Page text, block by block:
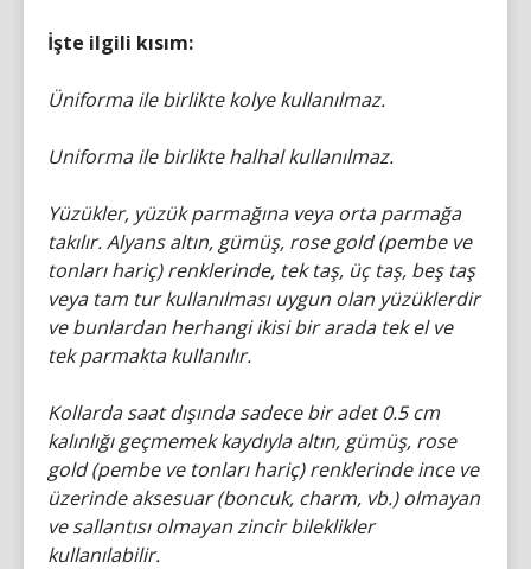
İşte ilgili kısım:
Üniforma ile birlikte kolye kullanılmaz.
Uniforma ile birlikte halhal kullanılmaz.
Yüzükler, yüzük parmağına veya orta parmağa
takılır. Alyans altın, gümüş, rose gold (pembe ve
tonları hariç) renklerinde, tek taş, üç taş, beş taş
veya tam tur kullanılması uygun olan yüzüklerdir
ve bunlardan herhangi ikisi bir arada tek el ve
tek parmakta kullanılır.
Kollarda saat dışında sadece bir adet 0.5 cm
kalınlığı geçmemek kaydıyla altın, gümüş, rose
gold (pembe ve tonları hariç) renklerinde ince ve
üzerinde aksesuar (boncuk, charm, vb.) olmayan
ve sallantısı olmayan zincir bileklikler
kullanılabilir.